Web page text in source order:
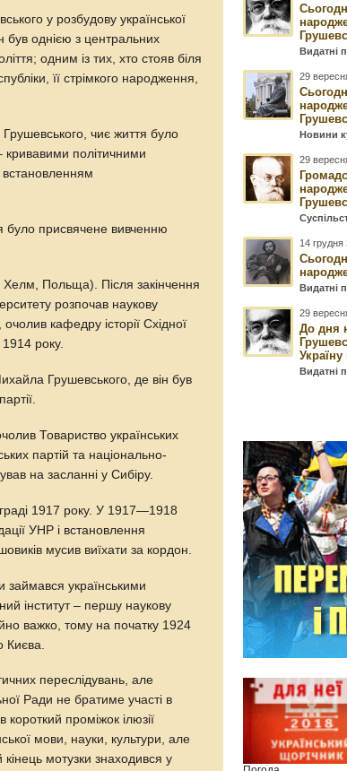
у розбудову української
був однією з центральних
одним із тих, хто стояв біля
її стрімкого народження,
чиє життя було
політичними
було присвячене вивченню
Польща). Після закінчення
розпочав наукову
кафедру історії Східної
року.
Грушевського, де він був
Товариство українських
партій та національно-
на засланні у Сибіру.
1917 року. У 1917—1918
УНР і встановлення
мусив виїхати за кордон.
займався українськими
інститут – першу наукову
важко, тому на початку 1924
переслідувань, але
Ради не братиме участі в
проміжок ілюзії
мови, науки, культури, але
мотузки знаходився у
Видатні
29
Новини
29
14
Видатні
29
До дня
Україну
Видатні